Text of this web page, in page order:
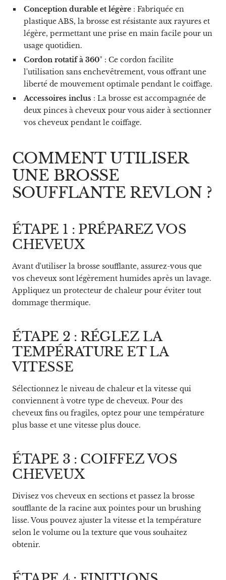
Conception durable et légère: Fabriquée en
plastique ABS, la brosse est résistante aux rayures et
légère, permettant une prise en main facile pour un
usage quotidien.
Cordon rotatif à 360° : Ce cordon facilite
l'utilisation sans enchevêtrement, vous offrant une
liberté de mouvement optimale pendant le coiffage.
Accessoires inclus : La brosse est accompagnée de
deux pinces à cheveux pour vous aider à sectionner
vos cheveux pendant le coiffage.
COMMENT UTILISER
UNE BROSSE
SOUFFLANTE REVLON ?
ÉTAPE 1 : PRÉPAREZ VOS
CHEVEUX
Avant d'utiliser la brosse soufflante, assurez-vous que
vos cheveux sont légèrement humides après un lavage.
Appliquez un protecteur de chaleur pour éviter tout
dommage thermique.
ÉTAPE 2 : RÉGLEZ LA
TEMPÉRATURE ET LA
VITESSE
Sélectionnez le niveau de chaleur et la vitesse qui
conviennent à votre type de cheveux. Pour des
cheveux fins ou fragiles, optez pour une température
plus basse et une vitesse plus douce.
ÉTAPE 3 : COIFFEZ VOS
CHEVEUX
Divisez vos cheveux en sections et passez la brosse
soufflante de la racine aux pointes pour un brushing
lisse. Vous pouvez ajuster la vitesse et la température
selon le volume ou la texture que vous souhaitez
obtenir.